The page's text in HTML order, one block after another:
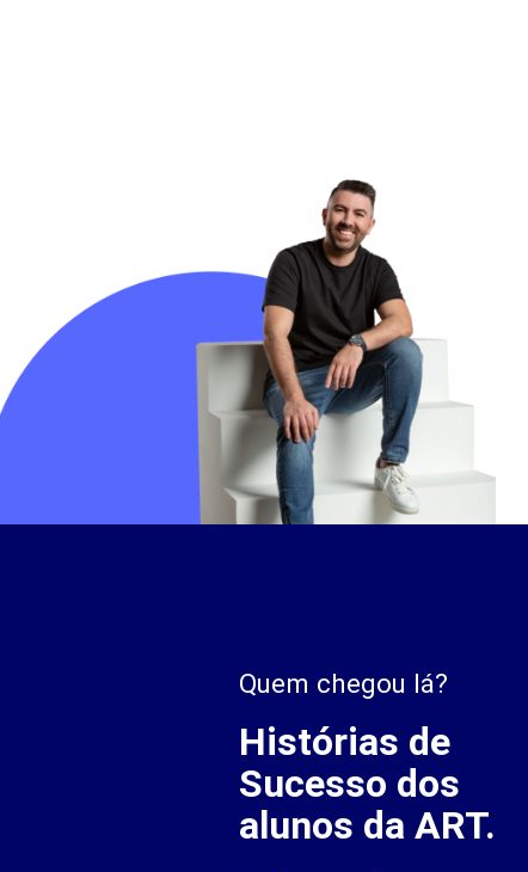
Quem chegou lá?
Histórias de
Sucesso dos
alunos da ART.